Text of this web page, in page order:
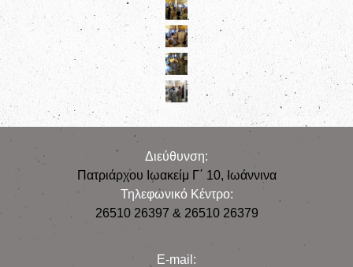
Διεύθυνση:
Πατριάρχου Ιωακείμ Γ΄ 10, Iωάννινα
Τηλεφωνικό Κέντρο:
26510 26397 & 26510 26379
E-mail: